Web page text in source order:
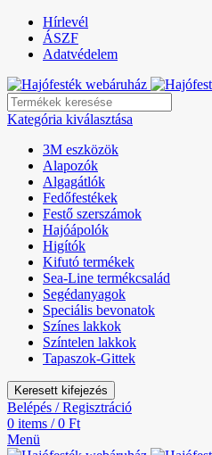
Hírlevél
ÁSZF
Adatvédelem
Kategória kiválasztása
3M eszközök
Alapozók
Algagátlók
Fedőfestékek
Festő szerszámok
Hajóápolók
Higítók
Kifutó termékek
Sea-Line termékcsalád
Segédanyagok
Speciális bevonatok
Színes lakkok
Színtelen lakkok
Tapaszok-Gittek
Keresett kifejezés
Belépés / Regisztráció
0 items / 0 Ft
Menü